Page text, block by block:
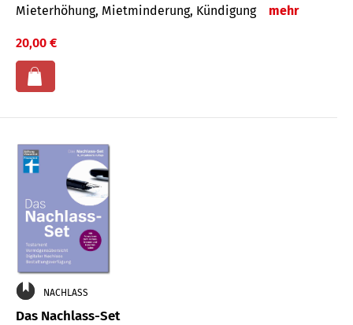
Mieterhöhung, Mietminderung, Kündigung
mehr
20,00 €
NACHLASS
Das Nachlass-Set